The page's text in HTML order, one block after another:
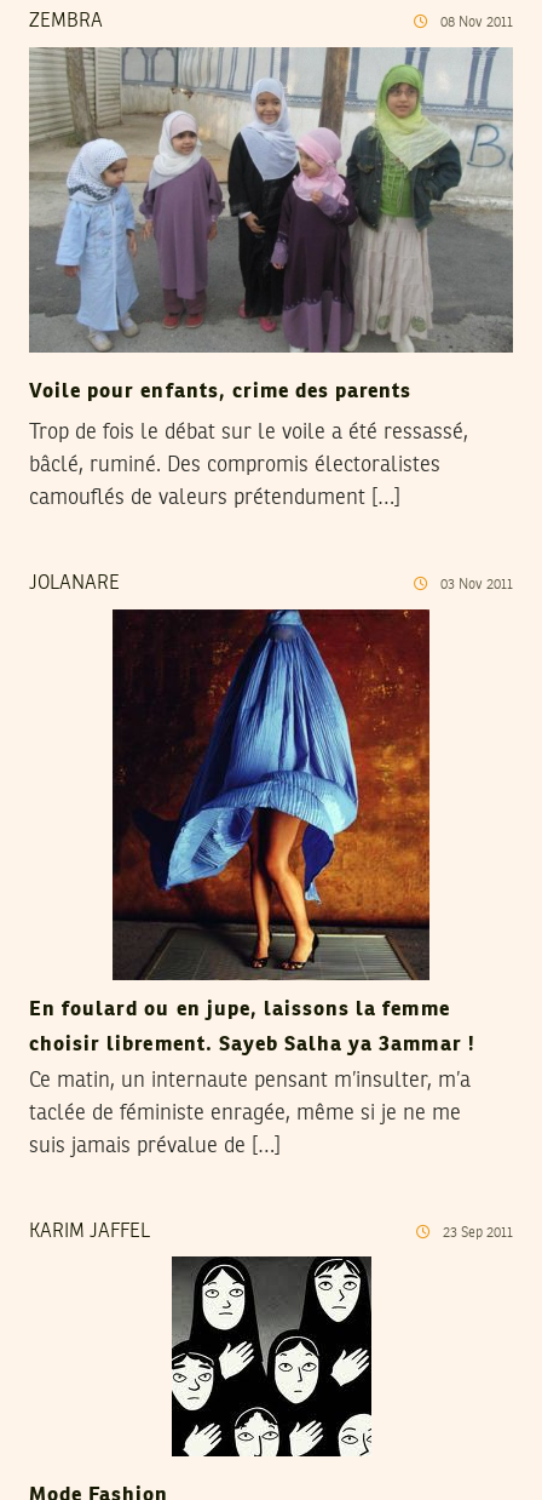
ZEMBRA 08 Nov 2011
Voile pour enfants, crime des parents
Trop de fois le débat sur le voile a été ressassé,
bâclé, ruminé. Des compromis électoralistes
camouflés de valeurs prétendument […]
JOLANARE 03 Nov 2011
En foulard ou en jupe, laissons la femme
choisir librement. Sayeb Salha ya 3ammar !
Ce matin, un internaute pensant m’insulter, m’a
taclée de féministe enragée, même si je ne me
suis jamais prévalue de […]
KARIM JAFFEL 23 Sep 2011